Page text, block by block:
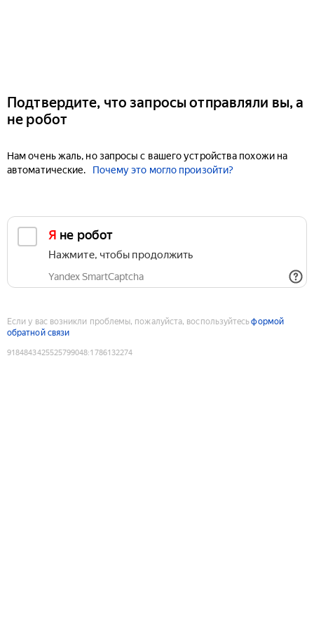
Подтвердите, что запросы отправляли вы, а
не робот
Нам очень жаль, но запросы с вашего устройства похожи на
автоматические.
Почему это могло произойти?
Я не робот
Нажмите, чтобы продолжить
Yandex SmartCaptcha
Если у вас возникли проблемы, пожалуйста, воспользуйтесьформой
обратной связи
9184843425525799048:1786132274